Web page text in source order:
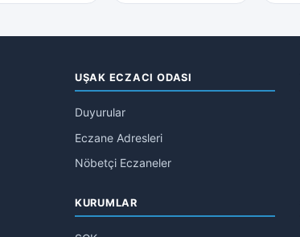
UŞAK ECZACI ODASI
Duyurular
Eczane Adresleri
Nöbetçi Eczaneler
KURUMLAR